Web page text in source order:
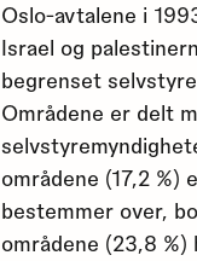
Oslo-avtalene i
Israel og
begrenset
Områdene er delt
områdene (17,2
bestemmer over,
områdene (23,8